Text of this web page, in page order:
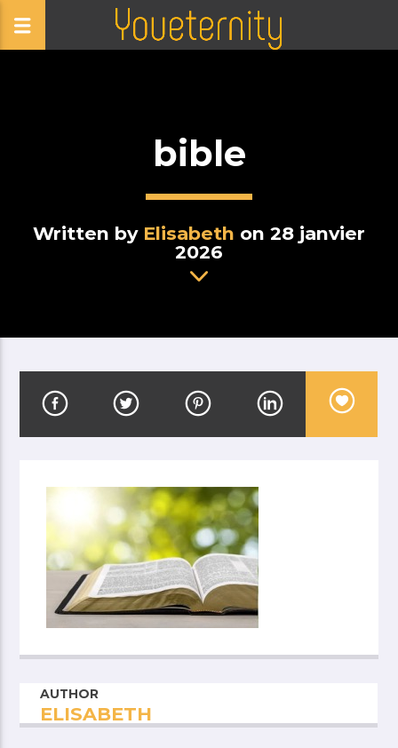
bible
Written by Elisabeth on 28 janvier
2026
AUTHOR
ELISABETH